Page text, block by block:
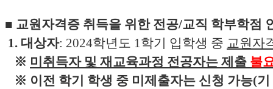
■ 교원자격증 취득을 위한 전공/교직 학부학점
1. 대상자: 2024학년도 1학기 입학생 중 교원자
※ 미취득자 및 재교육과정 전공자는 제출 불
※ 이전 학기 학생 중 미제출자는 신청 가능(